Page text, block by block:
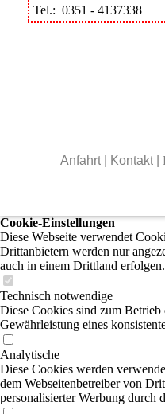
Tel.: 0351 - 4137338
Anfahrt| Kontakt|
Cookie-Einstellungen
Diese Webseite verwendet
Drittanbietern werden nur
auch in einem Drittland
Technisch notwendige
Diese Cookies sind zum
Gewährleistung eines
Analytische
Diese Cookies werden
dem Webseitenbetreiber von
personalisierter Werbung durch